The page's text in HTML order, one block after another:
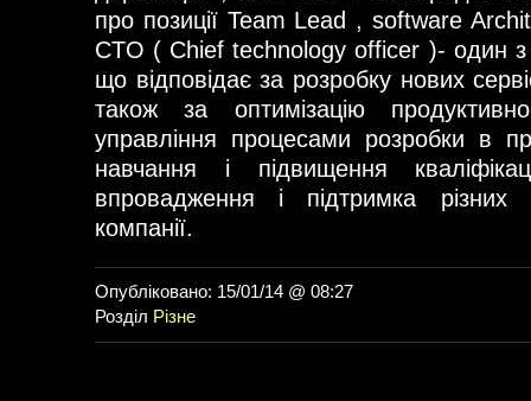
про позиції Team Lead , software
CTO ( Chief technology officer )- один з
що відповідає за розробку нових
також за оптимізацію
управління процесами розробки в
навчання і підвищення
впровадження і підтримка різних
компанії.
Опубліковано: 15/01/14 @ 08:27
Розділ Різне